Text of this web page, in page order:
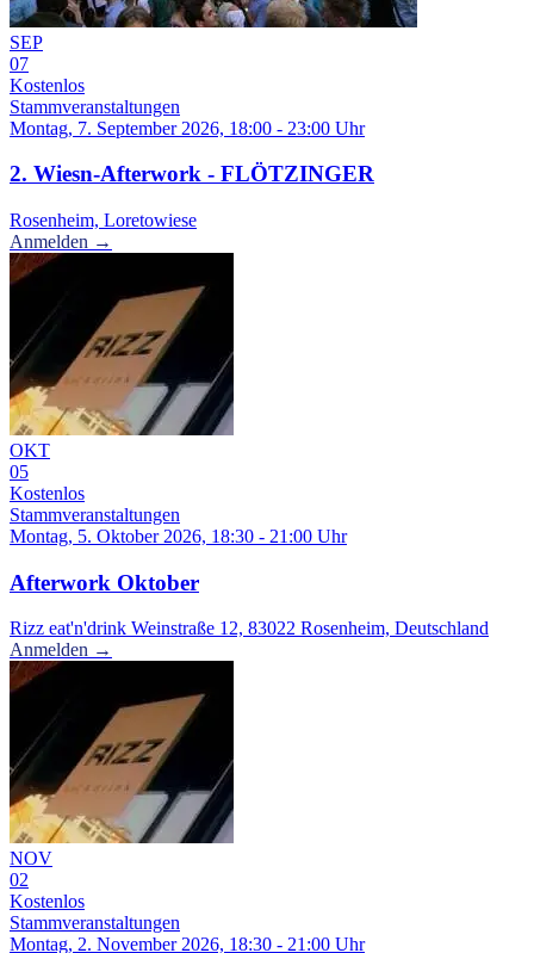
SEP
07
Kostenlos
Stammveranstaltungen
Montag, 7. September 2026, 18:00 - 23:00 Uhr
2. Wiesn-Afterwork - FLÖTZINGER
Rosenheim, Loretowiese
Anmelden →
OKT
05
Kostenlos
Stammveranstaltungen
Montag, 5. Oktober 2026, 18:30 - 21:00 Uhr
Afterwork Oktober
Rizz eat'n'drink Weinstraße 12, 83022 Rosenheim, Deutschland
Anmelden →
NOV
02
Kostenlos
Stammveranstaltungen
Montag, 2. November 2026, 18:30 - 21:00 Uhr